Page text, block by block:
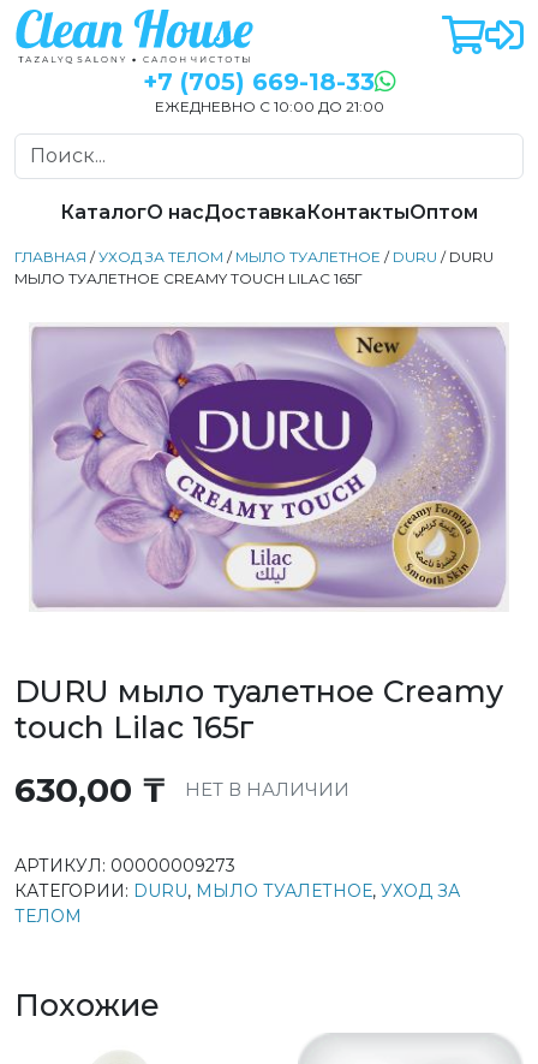
+7 (705) 669-18-33
ЕЖЕДНЕВНО С 10:00 ДО 21:00
КаталогО насДоставкаКонтактыОптом
ГЛАВНАЯ /УХОД ЗА ТЕЛОМ / МЫЛО ТУАЛЕТНОЕ / DURU / DURU
МЫЛО ТУАЛЕТНОЕ CREAMY TOUCH LILAC 165Г
DURU мыло туалетное Creamy
touch Lilac 165г
630,00 ₸ НЕТ В НАЛИЧИИ
АРТИКУЛ: 00000009273
КАТЕГОРИИ: DURU, МЫЛО ТУАЛЕТНОЕ, УХОД ЗА
ТЕЛОМ
Похожие